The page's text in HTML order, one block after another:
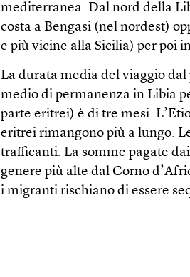
mediterranea. Dal nord della
costa a Bengasi (nel nordest)
e più vicine alla Sicilia) per poi
La durata media del viaggio dal
medio di permanenza in Libia
parte eritrei) è di tre mesi.
eritrei rimangono più a lungo.
trafficanti. La somme pagate
genere più alte dal Corno
i migranti rischiano di essere